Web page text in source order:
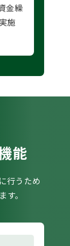
金繰
施
能
行うため
。